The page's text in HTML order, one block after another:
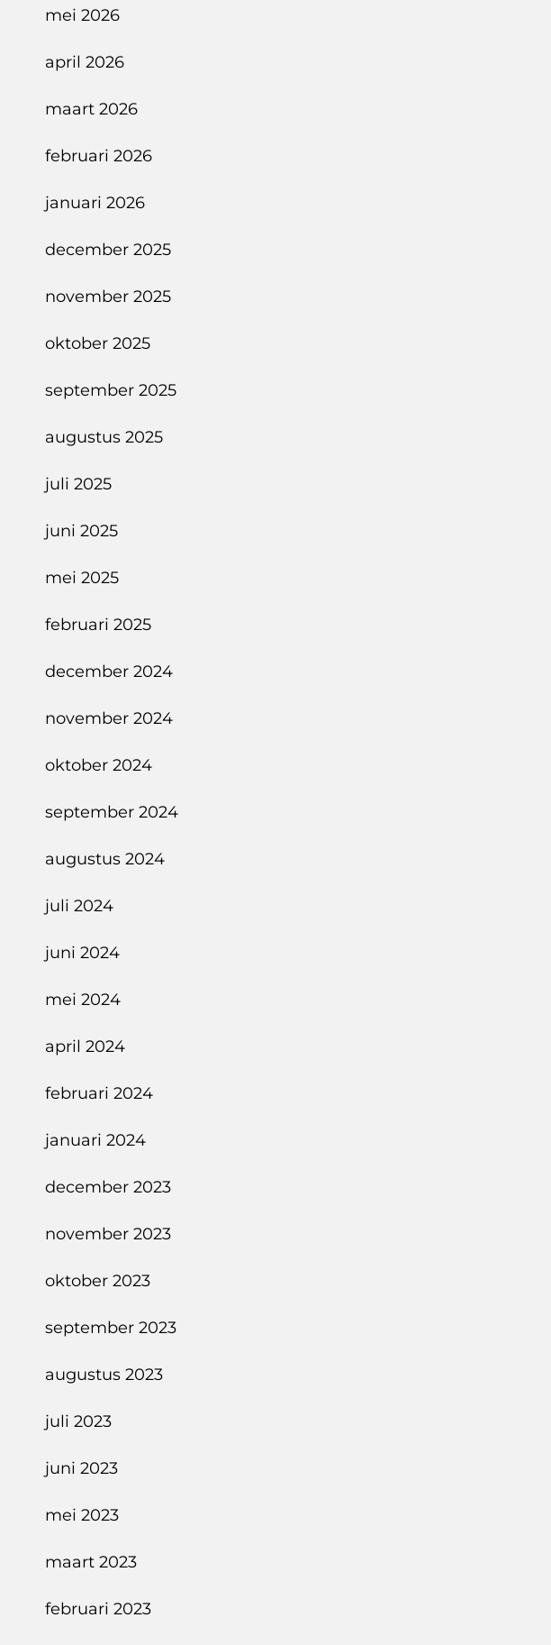
mei 2026
april 2026
maart 2026
februari 2026
januari 2026
december 2025
november 2025
oktober 2025
september 2025
augustus 2025
juli 2025
juni 2025
mei 2025
februari 2025
december 2024
november 2024
oktober 2024
september 2024
augustus 2024
juli 2024
juni 2024
mei 2024
april 2024
februari 2024
januari 2024
december 2023
november 2023
oktober 2023
september 2023
augustus 2023
juli 2023
juni 2023
mei 2023
maart 2023
februari 2023